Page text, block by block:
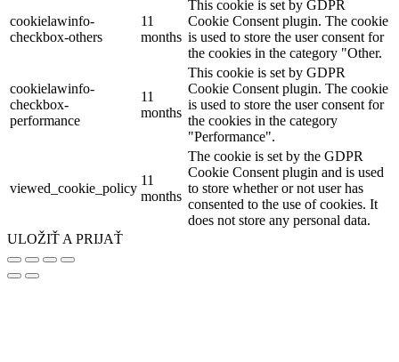
cookielawinfo-
checkbox-others
11
months
This cookie is set by GDPR
Cookie Consent plugin. The cookie
is used to store the user consent for
the cookies in the category "Other.
cookielawinfo-
checkbox-
performance
11
months
This cookie is set by GDPR
Cookie Consent plugin. The cookie
is used to store the user consent for
the cookies in the category
"Performance".
viewed_cookie_policy
11
months
The cookie is set by the GDPR
Cookie Consent plugin and is used
to store whether or not user has
consented to the use of cookies. It
does not store any personal data.
ULOŽIŤ A PRIJAŤ